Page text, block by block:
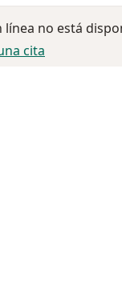
línea no está
cita